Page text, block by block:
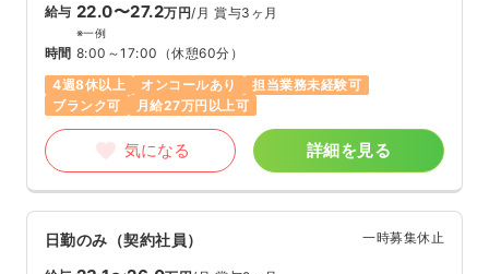
給与 22.0〜27.2万円/月 賞与3ヶ月
※一例
時間 8:00～17:00 （休憩60分）
4週8休以上
オンコールあり
担当業務未経験可
ブランク可
月給27万円以上可
気になる 詳細を見る
日勤のみ（契約社員） 一時募集休止